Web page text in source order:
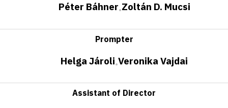
Péter Báhner•Zoltán D. Mucsi
Prompter
Helga Jároli•Veronika Vajdai
Assistant of Director